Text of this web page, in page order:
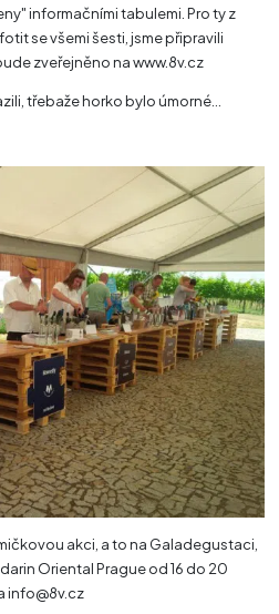
informačními tabulemi. Pro ty z
se všemi šesti, jsme připravili
zveřejněno na www.8v.cz
třebaže horko bylo úmorné...
akci, a to na Galadegustaci,
Oriental Prague od 16 do 20
info@8v.cz